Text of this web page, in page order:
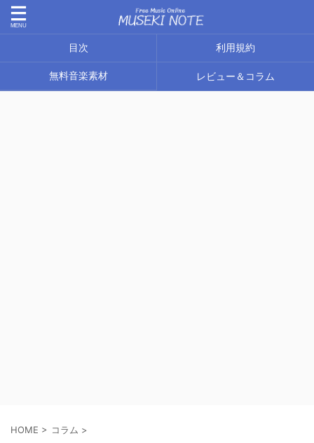
目次 利用規約
無料音楽素材 レビュー＆コラム
HOME > コラム >